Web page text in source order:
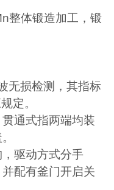
整体锻造加工，锻
无损检测，其指标
定。
通式指两端均装
驱动方式分手
配有釜门开启关